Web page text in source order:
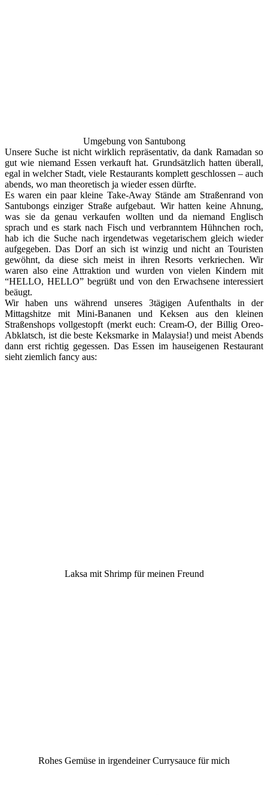
Umgebung von Santubong
Unsere Suche ist nicht wirklich repräsentativ, da dank Ramadan so
gut wie niemand Essen verkauft hat. Grundsätzlich hatten überall,
egal in welcher Stadt, viele Restaurants komplett geschlossen – auch
abends, wo man theoretisch ja wieder essen dürfte.
Es waren ein paar kleine Take-Away Stände am Straßenrand von
Santubongs einziger Straße aufgebaut. Wir hatten keine Ahnung,
was sie da genau verkaufen wollten und da niemand Englisch
sprach und es stark nach Fisch und verbranntem Hühnchen roch,
hab ich die Suche nach irgendetwas vegetarischem gleich wieder
aufgegeben. Das Dorf an sich ist winzig und nicht an Touristen
gewöhnt, da diese sich meist in ihren Resorts verkriechen. Wir
waren also eine Attraktion und wurden von vielen Kindern mit
“HELLO, HELLO” begrüßt und von den Erwachsene interessiert
beäugt.
Wir haben uns während unseres 3tägigen Aufenthalts in der
Mittagshitze mit Mini-Bananen und Keksen aus den kleinen
Straßenshops vollgestopft (merkt euch: Cream-O, der Billig Oreo-
Abklatsch, ist die beste Keksmarke in Malaysia!) und meist Abends
dann erst richtig gegessen. Das Essen im hauseigenen Restaurant
sieht ziemlich fancy aus:
Laksa mit Shrimp für meinen Freund
Rohes Gemüse in irgendeiner Currysauce für mich